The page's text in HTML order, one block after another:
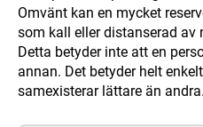
Omvänt kan en mycket
som kall eller distanserad av
Detta betyder inte att en
annan. Det betyder helt
samexisterar lättare än andra.